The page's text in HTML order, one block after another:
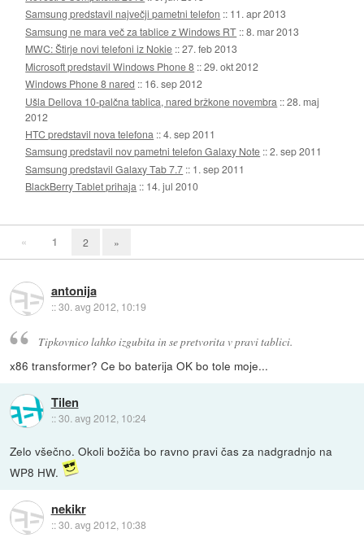
Samsung predstavil največji pametni telefon :: 11. apr 2013
Samsung ne mara več za tablice z Windows RT ::8. mar 2013
MWC: Štirje novi telefoni iz Nokie ::27. feb 2013
Microsoft predstavil Windows Phone 8 ::29. okt 2012
Windows Phone 8 nared :: 16. sep 2012
Ušla Dellova 10-palčna tablica, nared bržkone novembra ::28. maj
2012
HTC predstavil nova telefona ::4. sep 2011
Samsung predstavil nov pametni telefon Galaxy Note ::2. sep 2011
Samsung predstavil Galaxy Tab 7.7 :: 1. sep 2011
BlackBerry Tablet prihaja :: 14. jul 2010
« 1 2 »
antonija
::30. avg 2012, 10:19
Tipkovnico lahko izgubita in se pretvorita v pravi tablici.
x86 transformer? Ce bo baterija OK bo tole moje...
Tilen
::30. avg 2012, 10:24
Zelo všečno. Okoli božiča bo ravno pravi čas za nadgradnjo na
WP8 HW.
nekikr
::30. avg 2012, 10:38